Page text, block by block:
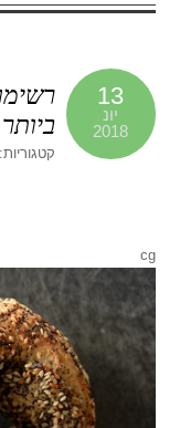
13
יונ
2018
ביותר
קטגוריות:
cg